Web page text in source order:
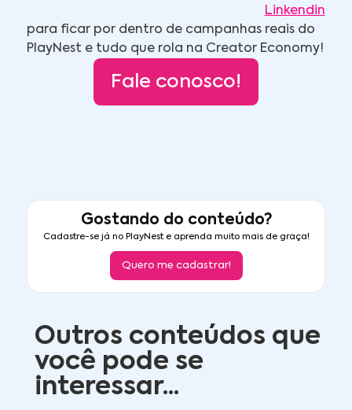
Linkendin
para ficar por dentro de campanhas reais do
PlayNest e tudo que rola na Creator Economy!
Fale conosco!
Gostando do conteúdo?
Cadastre-se já no PlayNest e aprenda muito mais de graça!
Quero me cadastrar!
Outros conteúdos que
você pode se
interessar...